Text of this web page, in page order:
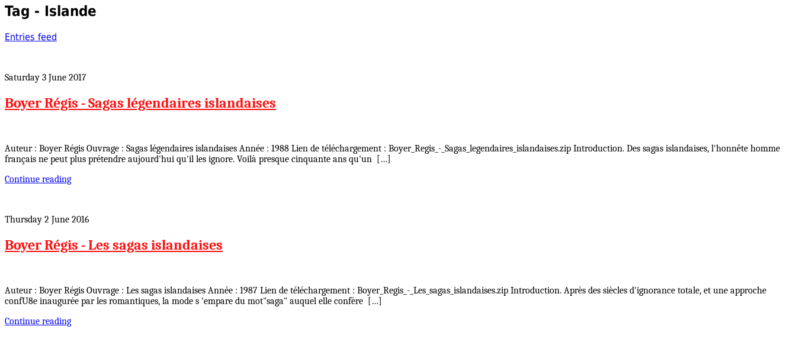
Tag - Islande
Entries feed
Saturday 3 June 2017
Boyer Régis - Sagas légendaires islandaises
Auteur : Boyer Régis Ouvrage : Sagas légendaires islandaises Année : 1988 Lien de téléchargement : Boyer_Regis_-_Sagas_legendaires_islandaises.zip Introduction. Des sagas islandaises, l'honnête homme
français ne peut plus prétendre aujourd'hui qu'il les ignore. Voilà presque cinquante ans qu'un […]
Continue reading
Thursday 2 June 2016
Boyer Régis - Les sagas islandaises
Auteur : Boyer Régis Ouvrage : Les sagas islandaises Année : 1987 Lien de téléchargement : Boyer_Regis_-_Les_sagas_islandaises.zip Introduction. Après des siècles d'ignorance totale, et une approche
confU8e inaugurée par les romantiques, la mode s 'empare du mot"saga" auquel elle confère […]
Continue reading